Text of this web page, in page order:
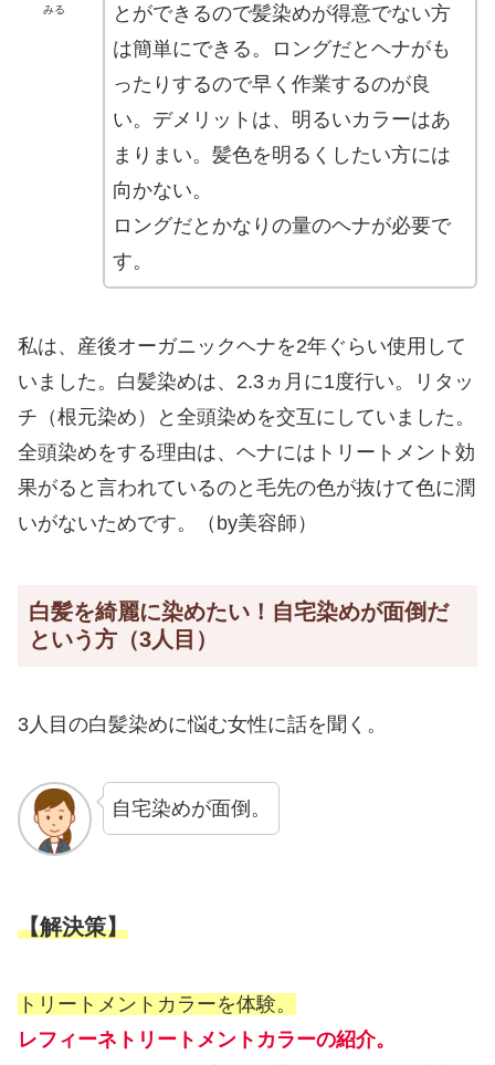
みる
とができるので髪染めが得意でない方
は簡単にできる。ロングだとヘナがも
ったりするので早く作業するのが良
い。デメリットは、明るいカラーはあ
まりまい。髪色を明るくしたい方には
向かない。
ロングだとかなりの量のヘナが必要で
す。
私は、産後オーガニックヘナを2年ぐらい使用して
いました。白髪染めは、2.3ヵ月に1度行い。リタッ
チ（根元染め）と全頭染めを交互にしていました。
全頭染めをする理由は、ヘナにはトリートメント効
果がると言われているのと毛先の色が抜けて色に潤
いがないためです。（by美容師）
白髪を綺麗に染めたい！自宅染めが面倒だ
という方（3人目）
3人目の白髪染めに悩む女性に話を聞く。
自宅染めが面倒。
【解決策】
トリートメントカラーを体験。
レフィーネトリートメントカラーの紹介。